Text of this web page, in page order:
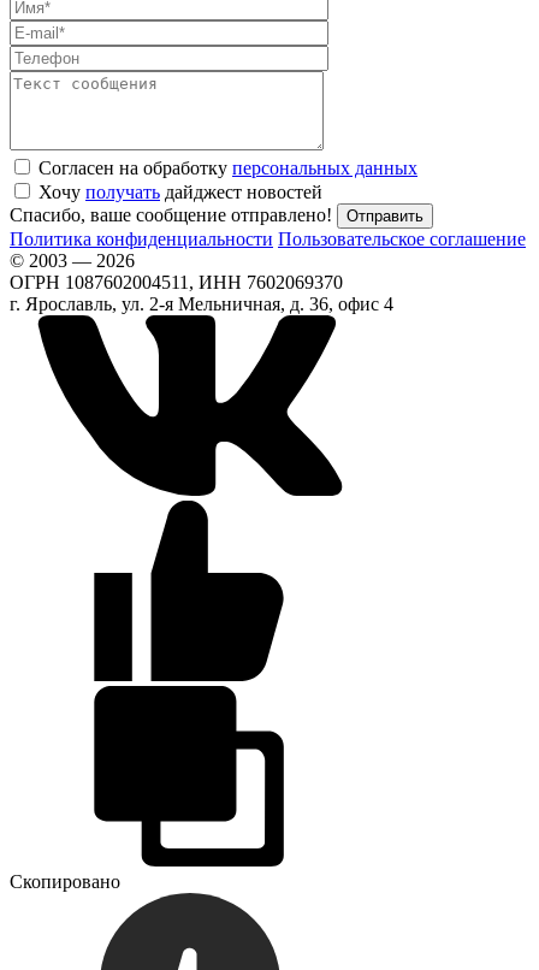
Согласен на обработку персональных данных
Хочу получать дайджест новостей
Спасибо, ваше сообщение отправлено!
Политика конфиденциальности Пользовательское соглашение
© 2003 — 2026
ОГРН 1087602004511, ИНН 7602069370
г. Ярославль, ул. 2-я Мельничная, д. 36, офис 4
Скопировано